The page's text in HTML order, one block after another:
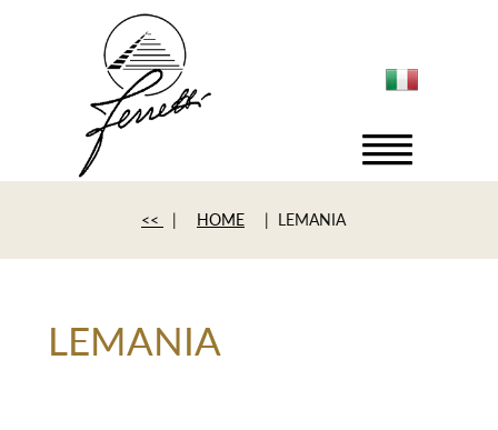
<< | HOME | LEMANIA
LEMANIA